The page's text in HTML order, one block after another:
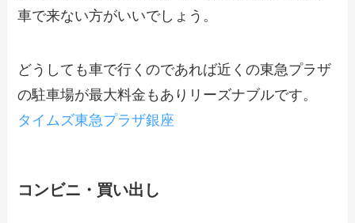
車で来ない方がいいでしょう。
どうしても車で行くのであれば近くの東急プラザ
の駐車場が最大料金もありリーズナブルです。
タイムズ東急プラザ銀座
コンビニ・買い出し